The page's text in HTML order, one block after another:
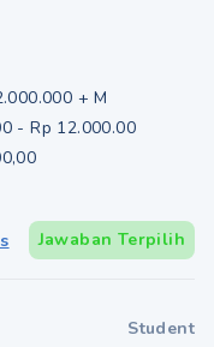
+ M
- Rp 12.000.00
Jawaban Terpilih
Student